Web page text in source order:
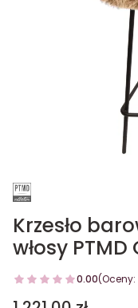
Krzesło
włosy
0.00(Oceny: